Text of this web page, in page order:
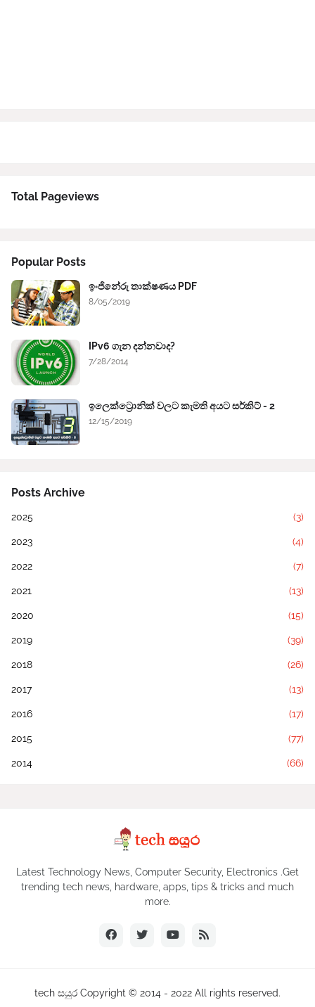
Total Pageviews
Popular Posts
ඉංජිනේරු තාක්ෂණය PDF
8/05/2019
IPv6 ගැන දන්නවාද?
7/28/2014
ඉලෙක්ට්‍රොනික් වලට කැමති අයට සර්කිට් - 2
12/15/2019
Posts Archive
2025 (3)
2023 (4)
2022 (7)
2021 (13)
2020 (15)
2019 (39)
2018 (26)
2017 (13)
2016 (17)
2015 (77)
2014 (66)
Latest Technology News, Computer Security, Electronics .Get
trending tech news, hardware, apps, tips & tricks and much
more.
tech සයුර Copyright © 2014 - 2022 All rights reserved.